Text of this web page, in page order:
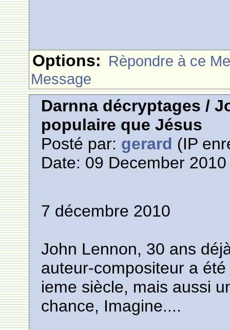
Options: Rèpondre à ce
Message
Darnna décryptages /
populaire que Jésus
Posté par: gerard (IP
Date: 09 December
7 décembre 2010
John Lennon, 30 ans
auteur-compositeur a
ieme siècle, mais aussi
chance, Imagine....